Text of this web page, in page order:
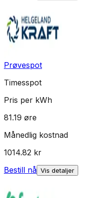
Prøvespot
Timesspot
Pris per kWh
81.19 øre
Månedlig kostnad
1014.82 kr
Bestill nå Vis detaljer